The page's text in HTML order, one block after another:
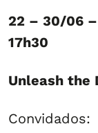
22 – 30/06
17h30
Unleash the
Convidados: